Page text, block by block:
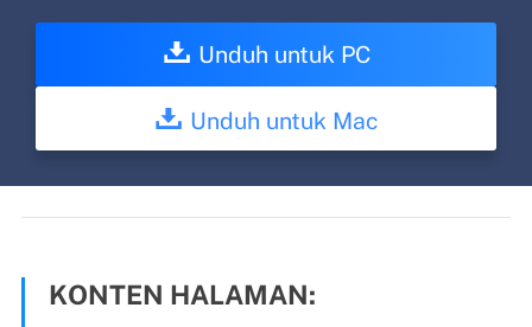
Unduh untuk PC
Unduh untuk Mac
KONTEN HALAMAN: